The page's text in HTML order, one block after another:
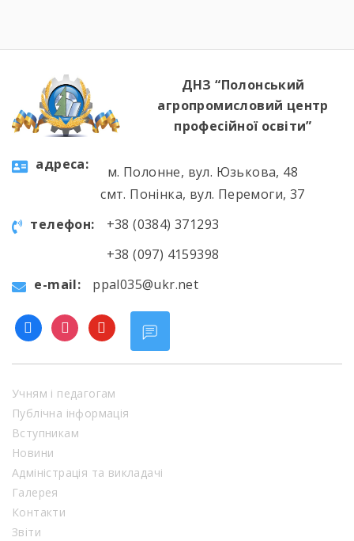
мислення та вміння працювати з
ДНЗ “Полонський
агропромисловий центр
професійної освіти”
aдресa:
м. Полонне, вул. Юзькова, 48
смт. Понінка, вул. Перемоги, 37
телефон:
+38 (0384) 371293
+38 (097) 4159398
e-mail:
ppal035@ukr.net
facebookinstagram
youtube
Учням і педагогам
Публічна інформація
Вступникам
Новини
Адміністрація та викладачі
Галерея
Контакти
Звіти